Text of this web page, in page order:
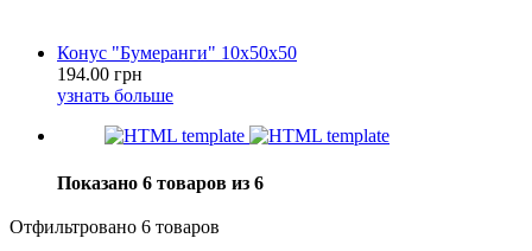
Конус "Бумеранги" 10х50х50
194.00 грн
узнать больше
Показано 6 товаров из 6
Отфильтровано 6 товаров